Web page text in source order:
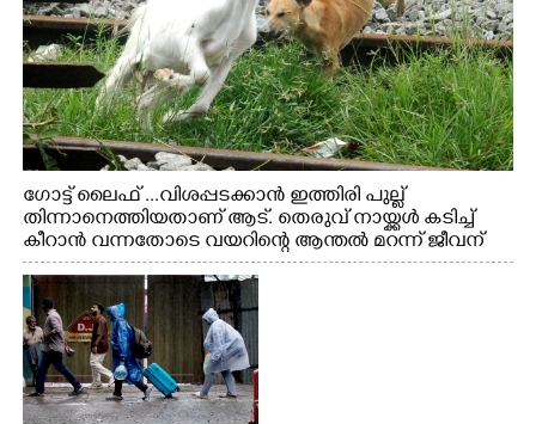
ഗോട്ട് ലൈഫ് ...വിശപ്പടക്കാൻ ഇത്തിരി പുല്ല്
തിന്നാനെത്തിയതാണ് ആട്. തെരുവ് നായ്ക്കൾ കടിച്ച്
കീറാൻ വന്നതോടെ വയറിന്റെ ആന്തൽ മറന്ന് ജീവന്
വേണ്ടിയായി ഓട്ടം. എറണാകുളം വാത്തുരുത്തിയിൽ
നിന്നുള്ള കാഴ്ച